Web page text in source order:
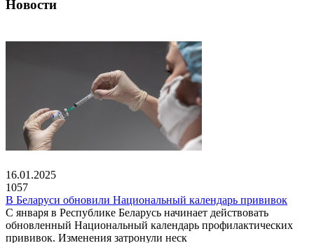
Новости
16.01.2025
1057
В Беларуси обновили Национальный календарь прививок
С января в Республике Беларусь начинает действовать
обновленный Национальный календарь профилактических
прививок. Изменения затронули неск